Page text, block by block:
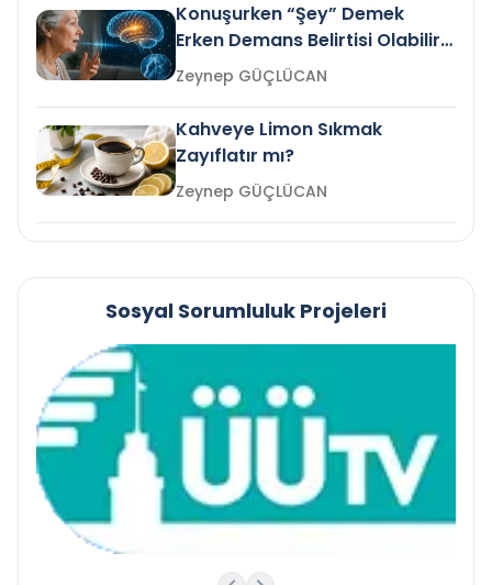
Konuşurken “Şey” Demek
Erken Demans Belirtisi Olabilir
mi?
Zeynep GÜÇLÜCAN
Kahveye Limon Sıkmak
Zayıflatır mı?
Zeynep GÜÇLÜCAN
Sosyal Sorumluluk Projeleri